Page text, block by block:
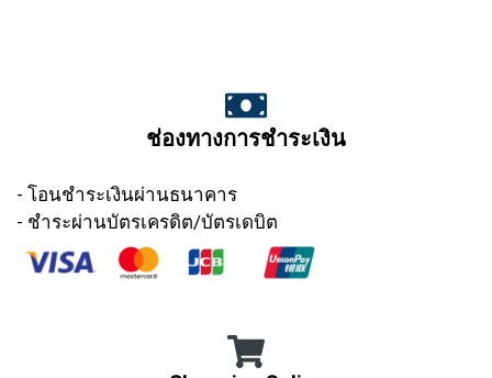
ช่องทางการชำระเงิน
- โอนชำระเงินผ่านธนาคาร
- ชำระผ่านบัตรเครดิต/บัตรเดบิต